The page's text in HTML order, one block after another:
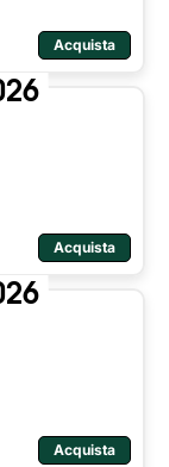
Acquista
Acquista
Acquista